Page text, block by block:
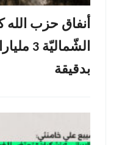
أنفاق حزب الله
بدقيقة